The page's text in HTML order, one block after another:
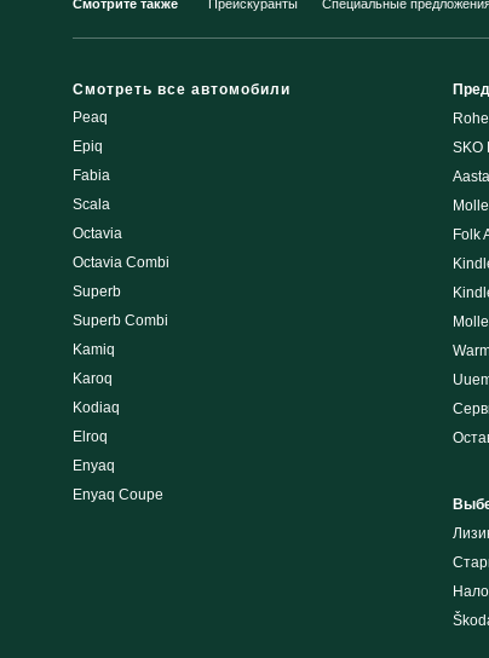
Смотрите также Прейскуранты Специальные
Смотреть все автомобили
Peaq
Epiq
Fabia
Scala
Octavia
Octavia Combi
Superb
Superb Combi
Kamiq
Karoq
Kodiaq
Elroq
Enyaq
Enyaq Coupe
SKO
Folk